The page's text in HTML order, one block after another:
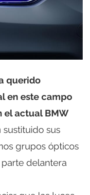
querido
en este campo
el actual BMW
sustituido sus
grupos ópticos
delantera